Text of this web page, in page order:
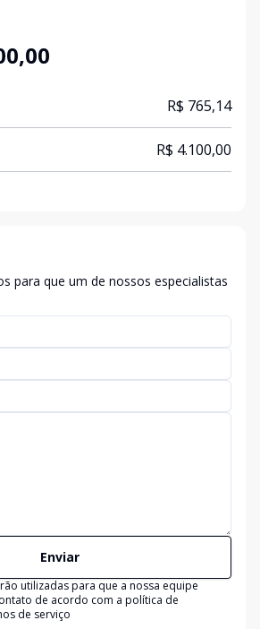
R$ 765,14
R$ 4.100,00
para que um de nossos especialistas
Enviar
utilizadas para que a nossa equipe
de acordo com a política de
de serviço